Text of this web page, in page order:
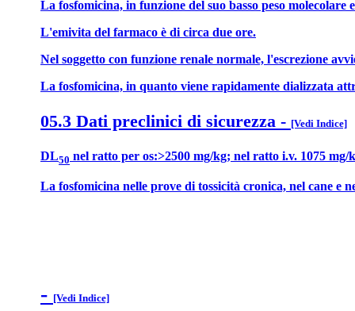
La fosfomicina, in funzione del suo basso peso molecolare
L'emivita del farmaco è di circa due ore.
Nel soggetto con funzione renale normale, l'escrezione
La fosfomicina, in quanto viene rapidamente dializzata
05.3 Dati preclinici di sicurezza - [Vedi Indice]
DL50 nel ratto per os:>2500 mg/kg; nel ratto i.v. 1075
La fosfomicina nelle prove di tossicità cronica, nel cane e
- [Vedi Indice]